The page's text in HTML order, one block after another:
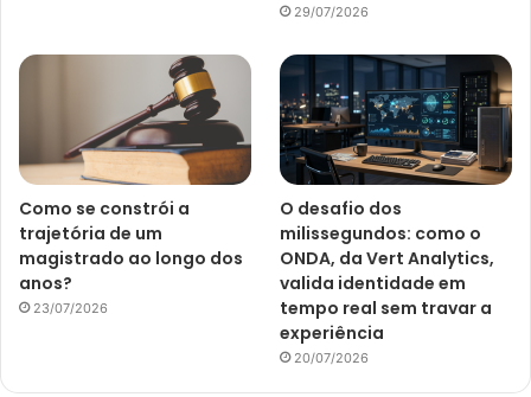
29/07/2026
Como se constrói a
trajetória de um
magistrado ao longo dos
anos?
23/07/2026
O desafio dos
milissegundos: como o
ONDA, da Vert Analytics,
valida identidade em
tempo real sem travar a
experiência
20/07/2026